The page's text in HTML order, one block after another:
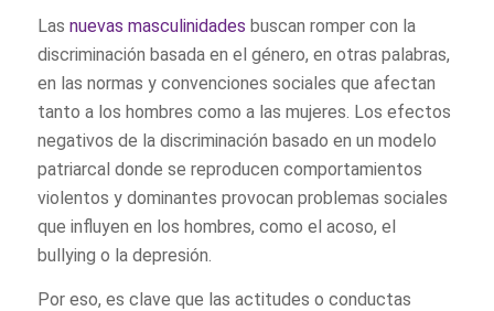
Las nuevas masculinidades buscan romper con la
discriminación basada en el género, en otras palabras,
en las normas y convenciones sociales que afectan
tanto a los hombres como a las mujeres. Los efectos
negativos de la discriminación basado en un modelo
patriarcal donde se reproducen comportamientos
violentos y dominantes provocan problemas sociales
que influyen en los hombres, como el acoso, el
bullying o la depresión.
Por eso, es clave que las actitudes o conductas